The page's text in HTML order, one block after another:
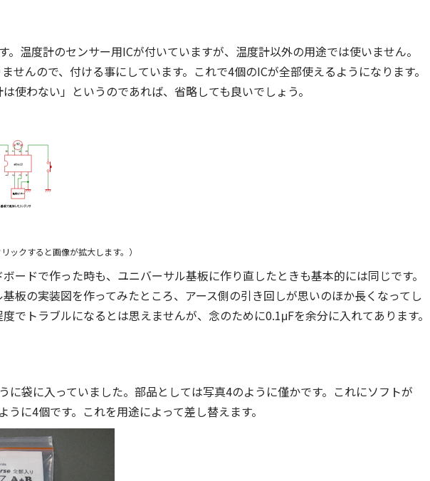
。温度計のセンサー用ICが付いていますが、温度計以外の用途では使いません。
せんので、付ける事にしています。これで4個のICが全部使えるようになります。
使わない」というのであれば、省略しても良いでしょう。
ックすると画像が拡大します。）
ードで作った時も、ユニバーサル基板に作り直したときも基本的には同じです。
板の実装図を作ってみたところ、アース側の引き回しが思いのほか長くなってし
でトラブルになるとは思えませんが、念のために0.1μFを余分に入れてあります。
に袋に入っていました。部品としては写真4のように僅かです。これにソフトが
うに4個です。これを用途によって差し替えます。